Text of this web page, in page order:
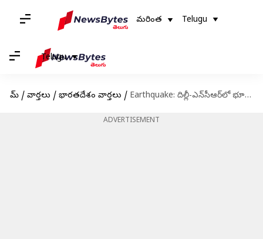
మరింత Telugu
Telugu
హోమ్ / వార్తలు / భారతదేశం వార్తలు / Earthquake: దిల్లీ-ఎన్‌సీఆర్‌లో భూకంపం.. రిక్టర్ స్కేలుపై 6.2 తీవ్రత నమోదు
ADVERTISEMENT